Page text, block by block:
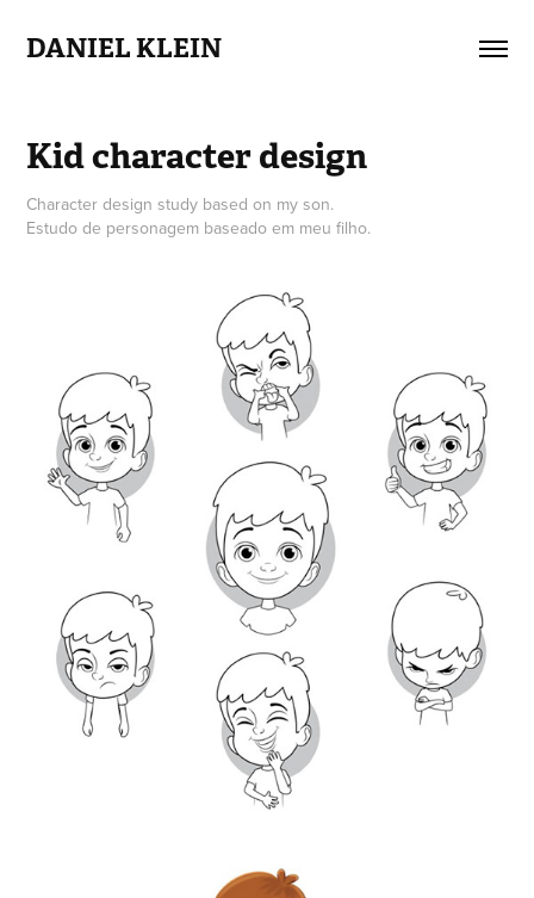
DANIEL KLEIN
Kid character design
Character design study based on my son.
Estudo de personagem baseado em meu filho.